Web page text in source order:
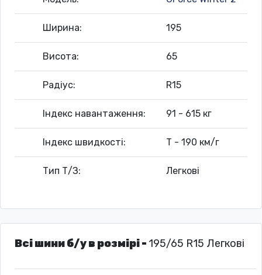
Ширина: 195
Висота: 65
Радіус: R15
Індекс навантаження: 91 - 615 кг
Індекс швидкості: T - 190 км/г
Тип Т/З: Легкові
Всі шини б/у в розмірі - 195/65 R15 Легкові